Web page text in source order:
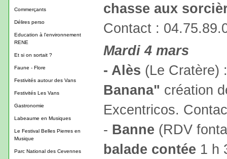
Commerçants
Délires perso
Education à l'environnement
RENE
Et si on sortait ?
Faune - Flore
Festivités autour des Vans
Festivités Les Vans
Gastronomie
Labeaume en Musiques
Le Festival Belles Pierres en
Musique
Parc National des Cevennes
chasse aux
Contact :
Mardi 4 mars
- Alès (Le Cratère)
Banana" création
Excentricos.
- Banne (RDV
balade contée 1 h